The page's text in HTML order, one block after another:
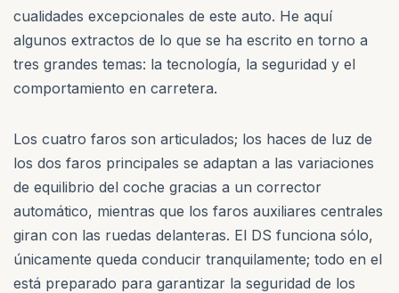
cualidades excepcionales de este auto. He aquí
algunos extractos de lo que se ha escrito en torno a
tres grandes temas: la tecnología, la seguridad y el
comportamiento en carretera.
Los cuatro faros son articulados; los haces de luz de
los dos faros principales se adaptan a las variaciones
de equilibrio del coche gracias a un corrector
automático, mientras que los faros auxiliares centrales
giran con las ruedas delanteras. El DS funciona sólo,
únicamente queda conducir tranquilamente; todo en el
está preparado para garantizar la seguridad de los